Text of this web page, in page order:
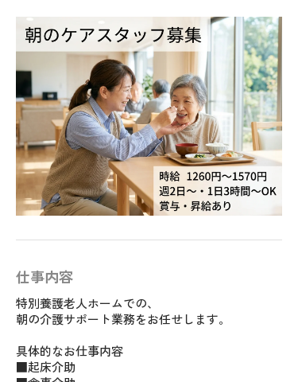
仕事内容
特別養護老人ホームでの、
朝の介護サポート業務をお任せします。
具体的なお仕事内容
■起床介助